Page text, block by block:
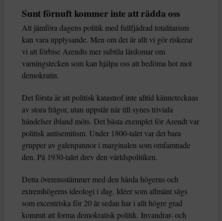
Sunt förnuft kommer inte att rädda oss
Att jämföra dagens politik med fullfjädrad totalitarism
kan vara upplysande. Men om det är allt vi gör riskerar
vi att förbise Arendts mer subtila lärdomar om
varningstecken som kan hjälpa oss att bedöma hot mot
demokratin.
Det första är att politisk katastrof inte alltid kännetecknas
av stora frågor, utan uppstår när till synes triviala
händelser ibland möts. Det bästa exemplet för Arendt var
politisk antisemitism. Under 1800-talet var det bara
grupper av galenpannor i marginalen som omfamnade
den. På 1930-talet drev den världspolitiken.
Detta överensstämmer med den hårda högerns och
extremhögerns ideologi i dag. Idéer som allmänt sågs
som excentriska för 20 år sedan har i allt högre grad
kommit att forma demokratisk politik. Invandrar- och